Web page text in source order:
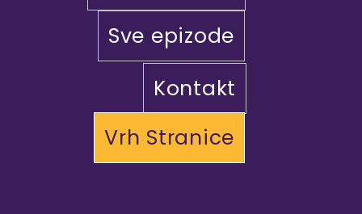
Sve epizode
Kontakt
Vrh Stranice